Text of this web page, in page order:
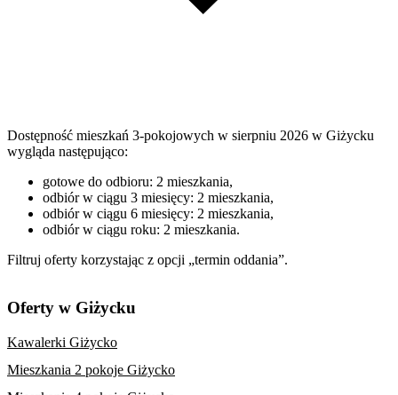
Dostępność mieszkań 3-pokojowych w sierpniu 2026 w Giżycku
wygląda następująco:
gotowe do odbioru: 2 mieszkania,
odbiór w ciągu 3 miesięcy: 2 mieszkania,
odbiór w ciągu 6 miesięcy: 2 mieszkania,
odbiór w ciągu roku: 2 mieszkania.
Filtruj oferty korzystając z opcji „termin oddania”.
Oferty w Giżycku
Kawalerki Giżycko
Mieszkania 2 pokoje Giżycko